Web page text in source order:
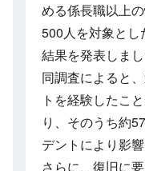
める係長職以上
500人を対象と
結果を発表しまし
同調査によると
トを経験したこ
り、そのうち約
デントにより影
さらに、復旧に